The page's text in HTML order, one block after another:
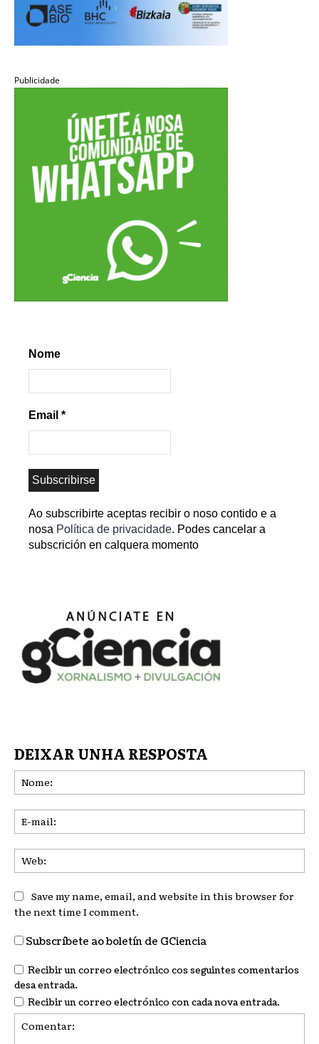
Publicidade
Nome
Email *
Ao subscribirte aceptas recibir o noso contido e a
nosa Política de privacidade. Podes cancelar a
subscrición en calquera momento
DEIXAR UNHA RESPOSTA
Save my name, email, and website in this browser for
the next time I comment.
Subscríbete ao boletín de GCiencia
Recibir un correo electrónico cos seguintes comentarios
desa entrada.
Recibir un correo electrónico con cada nova entrada.